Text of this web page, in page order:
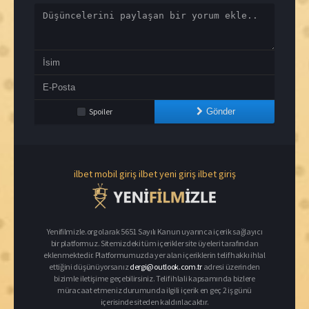
Spoiler Gönder
ilbet mobil girişilbet yeni girişilbet giriş
Yenifilmizle.org olarak 5651 Sayılı Kanun uyarınca içerik sağlayıcı
bir platformuz. Sitemizdeki tüm içerikler site üyeleri tarafından
eklenmektedir. Platformumuzda yer alan içeriklerin telif hakkı ihlal
ettiğini düşünüyorsanızdergi@outlook.com.tr adresi üzerinden
bizimle iletişime geçebilirsiniz. Telif ihlali kapsamında bizlere
müracaat etmeniz durumunda ilgili içerik en geç 2 iş günü
içerisinde siteden kaldırılacaktır.